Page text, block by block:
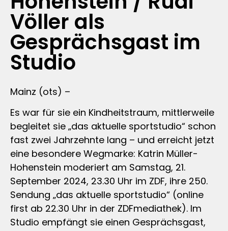
Völler als
Gesprächsgast im
Studio
Mainz (ots) –
Es war für sie ein Kindheitstraum, mittlerweile
begleitet sie „das aktuelle sportstudio“ schon
fast zwei Jahrzehnte lang – und erreicht jetzt
eine besondere Wegmarke: Katrin Müller-
Hohenstein moderiert am Samstag, 21.
September 2024, 23.30 Uhr im ZDF, ihre 250.
Sendung „das aktuelle sportstudio“ (online
first ab 22.30 Uhr in der ZDFmediathek). Im
Studio empfängt sie einen Gesprächsgast,